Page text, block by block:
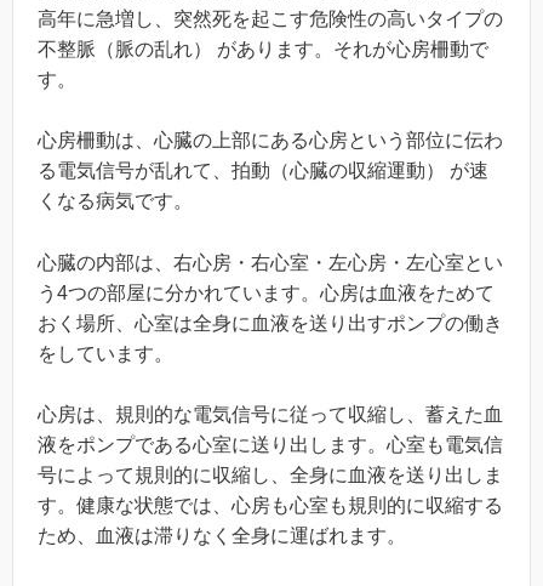
高年に急増し、突然死を起こす危険性の高いタイプの
不整脈（脈の乱れ） があります。それが心房柵動で
す。
心房柵動は、心臓の上部にある心房という部位に伝わ
る電気信号が乱れて、拍動（心臓の収縮運動） が速
くなる病気です。
心臓の内部は、右心房・右心室・左心房・左心室とい
う4つの部屋に分かれています。心房は血液をためて
おく場所、心室は全身に血液を送り出すポンプの働き
をしています。
心房は、規則的な電気信号に従って収縮し、蓄えた血
液をポンプである心室に送り出します。心室も電気信
号によって規則的に収縮し、全身に血液を送り出しま
す。健康な状態では、心房も心室も規則的に収縮する
ため、血液は滞りなく全身に運ばれます。